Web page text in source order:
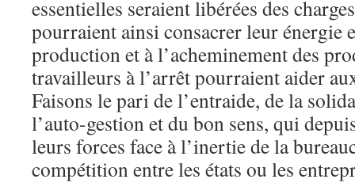
essentielles seraient libérées des
pourraient ainsi consacrer leur énergie
production et à l’acheminement des
travailleurs à l’arrêt pourraient aider
Faisons le pari de l’entraide, de la
l’auto-gestion et du bon sens, qui
leurs forces face à l’inertie de la
compétition entre les états ou les